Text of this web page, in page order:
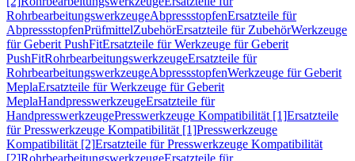
RohrbearbeitungswerkzeugeAbpressstopfenErsatzteile für
AbpressstopfenPrüfmittelZubehörErsatzteile für ZubehörWerkzeuge
für Geberit PushFitErsatzteile für Werkzeuge für Geberit
PushFitRohrbearbeitungswerkzeugeErsatzteile für
RohrbearbeitungswerkzeugeAbpressstopfenWerkzeuge für Geberit
MeplaErsatzteile für Werkzeuge für Geberit
MeplaHandpresswerkzeugeErsatzteile für
HandpresswerkzeugePresswerkzeuge Kompatibilität [1]Ersatzteile
für Presswerkzeuge Kompatibilität [1]Presswerkzeuge
Kompatibilität [2]Ersatzteile für Presswerkzeuge Kompatibilität
[2]RohrbearbeitungswerkzeugeErsatzteile für